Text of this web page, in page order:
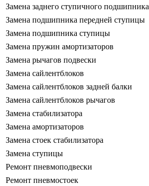
Замена заднего ступичного подшипника
Замена подшипника передней ступицы
Замена подшипника ступицы
Замена пружин амортизаторов
Замена рычагов подвески
Замена сайлентблоков
Замена сайлентблоков задней балки
Замена сайлентблоков рычагов
Замена стабилизатора
Замена амортизаторов
Замена стоек стабилизатора
Замена ступицы
Ремонт пневмоподвески
Ремонт пневмостоек